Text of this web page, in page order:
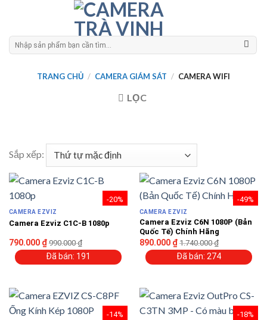
content
Tìm
TRANG CHỦ / CAMERA GIÁM SÁT / CAMERA WIFI
LỌC
Sắp xếp:
-20%
CAMERA EZVIZ
Camera Ezviz C1C-B 1080p
790.000 ₫ 990.000₫
Đã bán: 191
-49%
CAMERA EZVIZ
Camera Ezviz C6N 1080P (Bản
Quốc Tế) Chính Hãng
890.000 ₫ 1.740.000₫
Đã bán: 274
-14% -18%